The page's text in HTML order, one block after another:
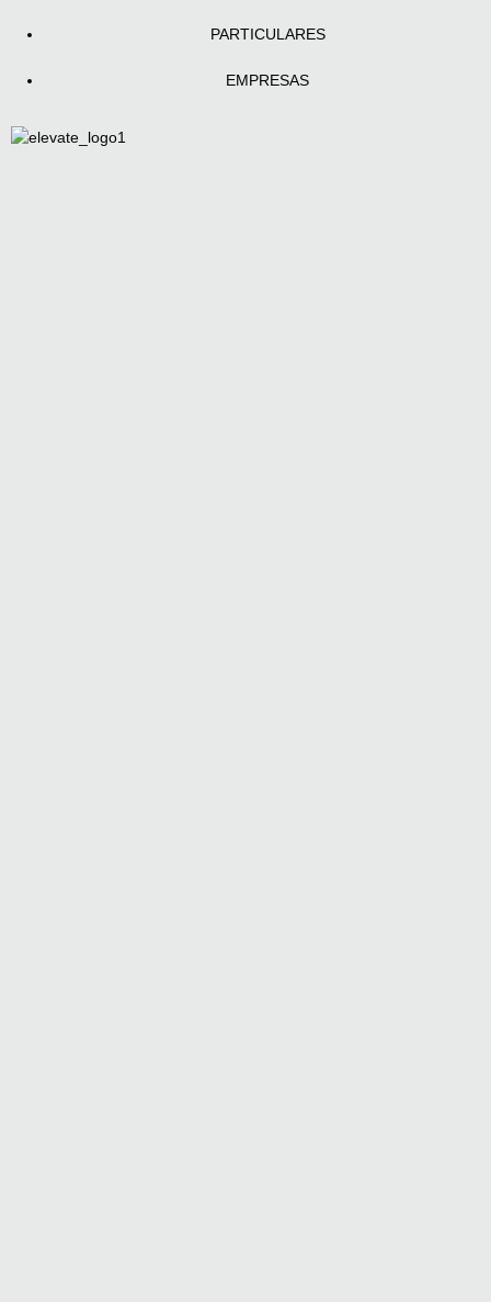
PARTICULARES
EMPRESAS